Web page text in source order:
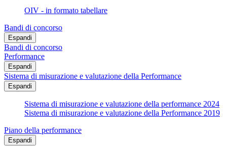
OIV - in formato tabellare
Bandi di concorso
Espandi
Bandi di concorso
Performance
Espandi
Sistema di misurazione e valutazione della Performance
Espandi
Sistema di misurazione e valutazione della performance 2024
Sistema di misurazione e valutazione della Performance 2019
Piano della performance
Espandi